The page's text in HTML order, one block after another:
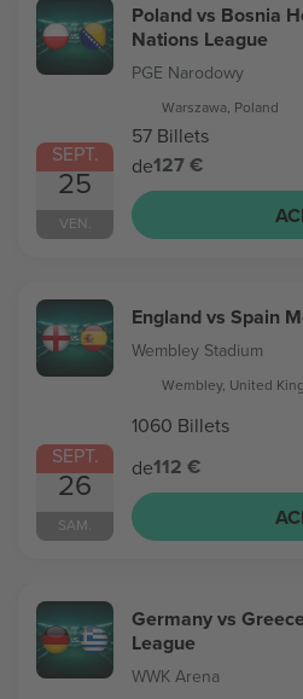
SEPT.
25
VEN.
Poland vs Bosnia
Nations League
PGE Narodowy
Warszawa, Poland
57 Billets
de127 €
SEPT.
26
SAM.
England vs Spain
Wembley Stadium
Wembley, United
1060 Billets
de112 €
Germany vs
League
WWK Arena